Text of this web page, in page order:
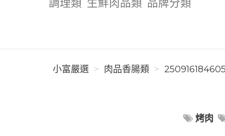
調理類 生鮮肉品類 品牌分類
小富嚴選 肉品香腸類
烤肉